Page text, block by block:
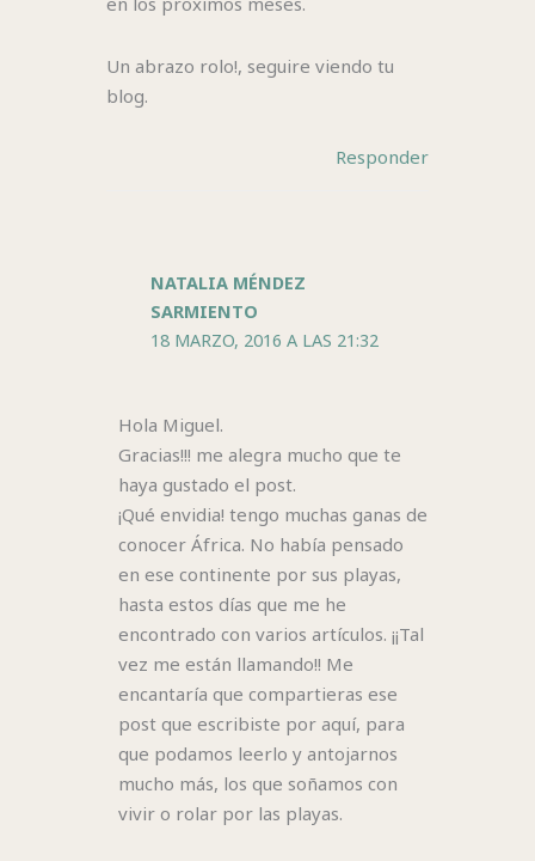
Un abrazo rolo!, seguire viendo tu
blog.
Responder
NATALIA MÉNDEZ
SARMIENTO
18 MARZO, 2016 A LAS 21:32
Hola Miguel.
Gracias!!! me alegra mucho que te
haya gustado el post.
¡Qué envidia! tengo muchas ganas de
conocer África. No había pensado
en ese continente por sus playas,
hasta estos días que me he
encontrado con varios artículos. ¡¡Tal
vez me están llamando!! Me
encantaría que compartieras ese
post que escribiste por aquí, para
que podamos leerlo y antojarnos
mucho más, los que soñamos con
vivir o rolar por las playas.